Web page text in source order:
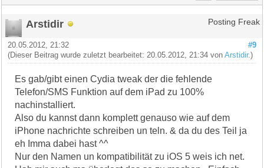
Arstidir Posting Freak
#9
20.05.2012, 21:32
(Dieser Beitrag wurde zuletzt bearbeitet: 20.05.2012, 21:34 vonArstidir.)
Es gab/gibt einen Cydia tweak der die fehlende
Telefon/SMS Funktion auf dem iPad zu 100%
nachinstalliert.
Also du kannst dann komplett genauso wie auf dem
iPhone nachrichte schreiben un teln. & da du des Teil ja
eh Imma dabei hast ^^
Nur den Namen un kompatibilität zu iOS 5 weis ich net.